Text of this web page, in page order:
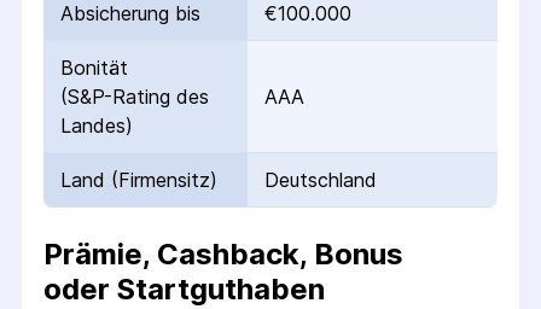
Absicherung bis €100.000
Bonität
(S&P-Rating des
Landes)
AAA
Land (Firmensitz) Deutschland
Prämie, Cashback, Bonus
oder Startguthaben